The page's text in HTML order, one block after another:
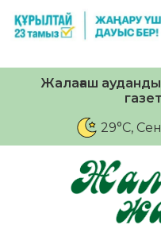
Жалағаш
29°C,